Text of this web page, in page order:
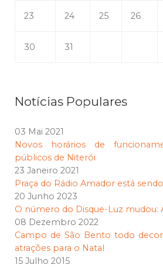
23 24 25 26
30 31
Notícias Populares
03 Mai 2021
Novos horários de
públicos de Niterói
23 Janeiro 2021
Praça do Rádio Amador está
20 Junho 2023
O número do Disque-Luz mudou:
08 Dezembro 2022
Campo de São Bento todo
atrações para o Natal
15 Julho 2015